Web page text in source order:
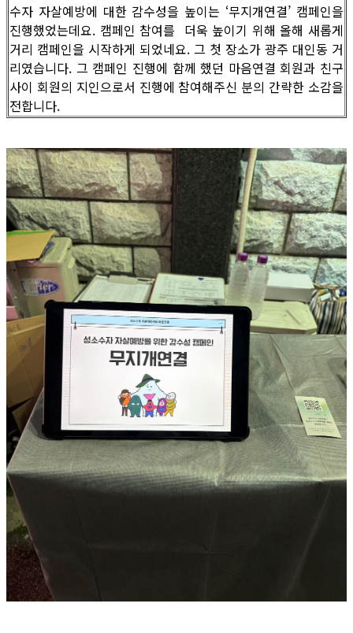
수자 자살예방에 대한 감수성을 높이는 ‘무지개연결’ 캠페인을
진행했었는데요. 캠페인 참여를 더욱 높이기 위해 올해 새롭게
거리 캠페인을 시작하게 되었네요. 그 첫 장소가 광주 대인동 거
리였습니다. 그 캠페인 진행에 함께 했던 마음연결 회원과 친구
사이 회원의 지인으로서 진행에 참여해주신 분의 간략한 소감을
전합니다.